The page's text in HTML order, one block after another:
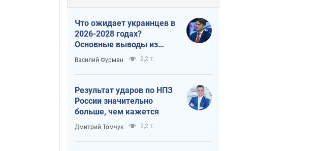
Что ожидает украинцев в
2026-2028 годах?
Основные выводы из
новых прогнозов от НБУ
Василий Фурман 2,2 т.
Результат ударов по НПЗ
России значительно
больше, чем кажется
Дмитрий Томчук 2,2 т.